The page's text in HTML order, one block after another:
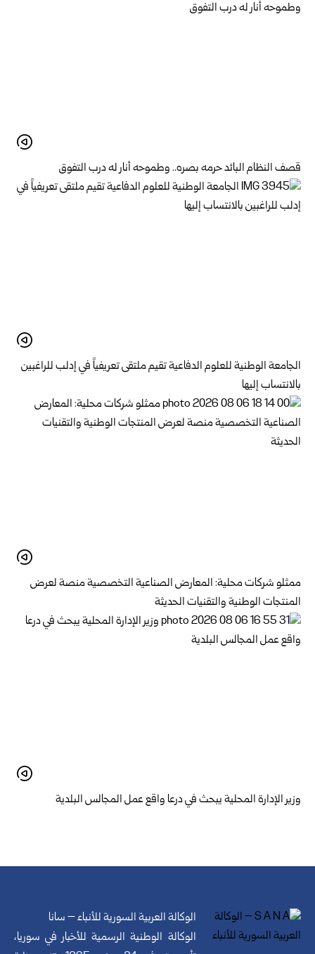
قصف النظام البائد حرمه بصره.. وطموحه أنار له درب التفوق
الجامعة الوطنية للعلوم الدفاعية تقيم ملتقى تعريفياً في إدلب للراغبين
بالانتساب إليها
ممثلو شركات محلية: المعارض الصناعية التخصصية منصة لعرض
المنتجات الوطنية والتقنيات الحديثة
وزير الإدارة المحلية يبحث في درعا واقع عمل المجالس البلدية
الوكالة العربية السورية للأنباء – سانا
الوكالة الوطنية الرسمية للأخبار في سوريا،